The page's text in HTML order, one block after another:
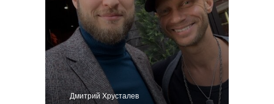
Дмитрий Хрусталев